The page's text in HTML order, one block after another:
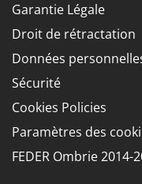
Garantie Légale
Droit de rétractation
Données
Sécurité
Cookies Policies
Paramètres des
FEDER Ombrie 2014-